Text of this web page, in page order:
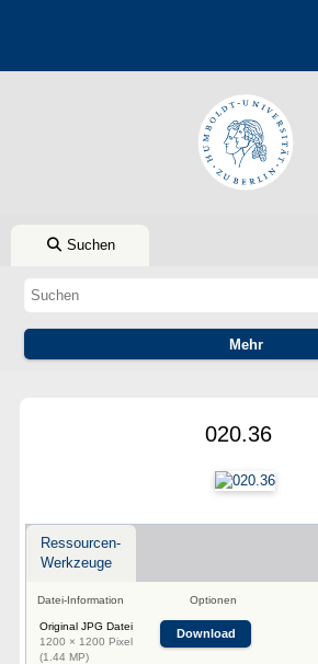
Suchen
020.36
Ressourcen-
Werkzeuge
Datei-Information Optionen
Original JPG Datei
1200 × 1200 Pixel
(1.44 MP)
Download